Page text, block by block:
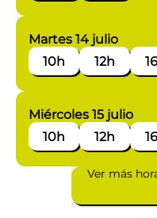
Martes 14 julio
10h
12h
Miércoles 15 julio
10h
12h
Ver más